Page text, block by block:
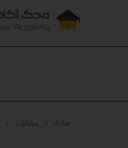
خانه مقالات